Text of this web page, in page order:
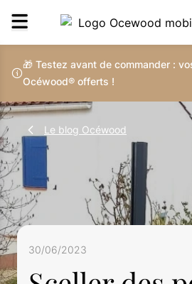
🎁 Testez avant de commander :
Océwood® offerts !
Le blog Océwood
30/06/2023